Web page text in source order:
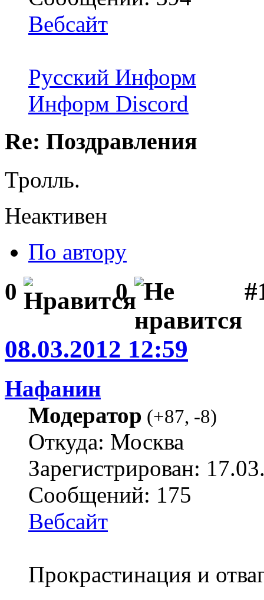
Вебсайт
Русский Информ
Информ Discord
Re: Поздравления
Тролль.
Неактивен
По автору
0 0
08.03.2012 12:59
Нафанин
Модератор (+87, -8)
Откуда: Москва
Зарегистрирован:
Сообщений: 175
Вебсайт
Прокрастинация и